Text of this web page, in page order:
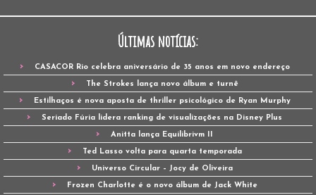
Últimas notícias:
CASACOR Rio celebra aniversário de 35 anos em novo endereço
The Strokes lança novo álbum e turnê
Estilhaços é nova aposta de thriller psicológico de Ryan Murphy
Seriado Fúria lidera ranking de visualizações na Disney Plus
Anitta lança Equilibrivm II
Ted Lasso volta para quarta temporada
Universo Circular – Jocy de Oliveira
Frozen Charlotte é o novo álbum de Jack White